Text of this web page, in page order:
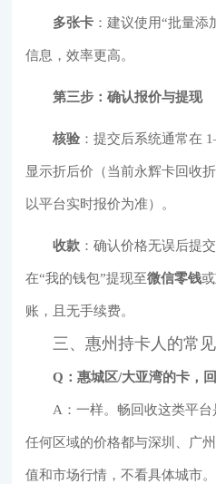
多张卡 ：建议使用“批量
信息，效率更高。
第三步：确认报价与提现
核验 ：提交后系统通常在
显示折后价（当前永辉卡回收
以平台实时报价为准）。
收款 ：确认价格无误后提
在“我的钱包”提现至微信零钱或
账，且无手续费。
三、惠州持卡人的常
Q：惠城区/大亚湾的卡，
A：一样。畅回收这类平
任何区域的价格都与深圳、广
值和市场行情，不看具体城市。